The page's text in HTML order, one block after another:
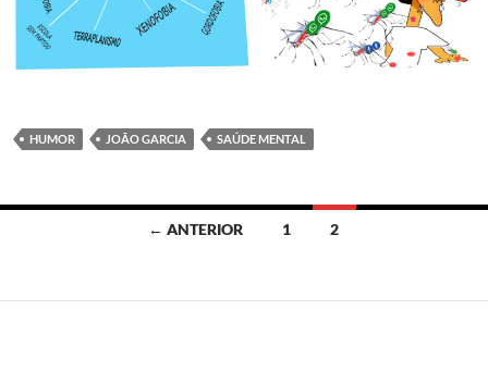
HUMOR JOÃO GARCIA SAÚDE MENTAL
posts
← ANTERIOR 1 2